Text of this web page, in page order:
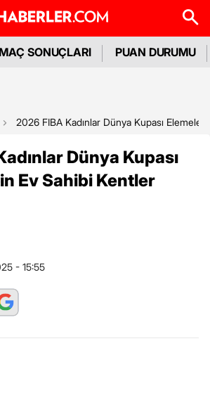
MAÇ SONUÇLARI PUAN DURUMU
2026 FIBA Kadınlar Dünya Kupası
Dünya Kupası
Ev Sahibi Kentler
- 15:55